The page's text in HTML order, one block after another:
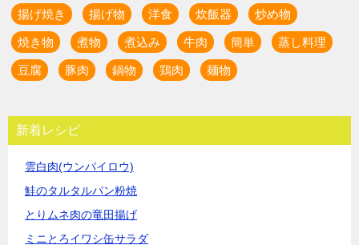
揚げ焼き 揚げ物 洋食 炊飯器 炒め物
焼き物 煮物 煮込み 牛肉 簡単 蒸し料理
豆腐 豚肉 鍋物 鶏肉 麺物
新着レシピ
雲白肉(ウンパイロウ)
鮭のタルタルパン粉焼
とりムネ肉の竜田揚げ
ミニとろイワシ缶サラダ